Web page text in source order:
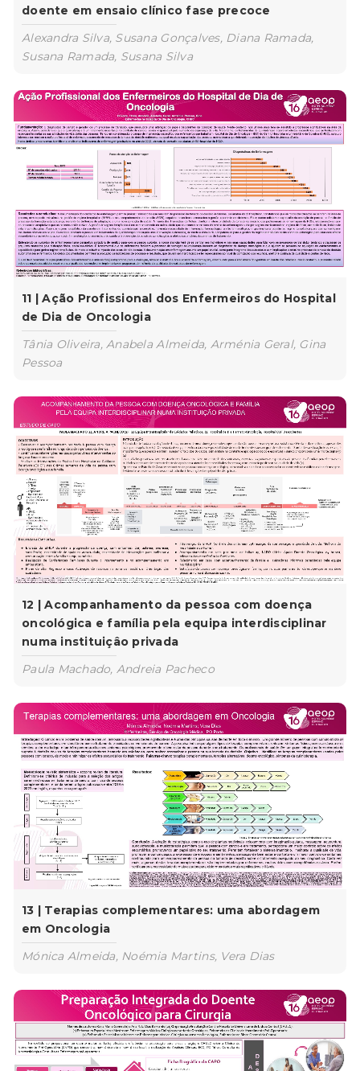
doente em ensaio clínico fase precoce
Alexandra Silva, Susana Gonçalves, Diana Ramada,
Susana Ramada, Susana Silva
11 | Ação Profissional dos Enfermeiros do Hospital
de Dia de Oncologia
Tânia Oliveira, Anabela Almeida, Arménia Geral, Gina
Pessoa
12 | Acompanhamento da pessoa com doença
oncológica e família pela equipa interdisciplinar
numa instituiçâo privada
Paula Machado, Andreia Pacheco
13 | Terapias complementares: uma abordagem
em Oncologia
Mónica Almeida, Noémia Martins, Vera Dias